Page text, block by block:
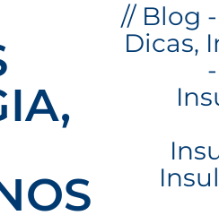
// Blog
Dicas,